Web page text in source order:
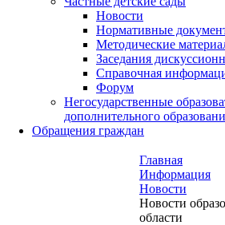
Новости
Нормативные
Методические
Заседания
Справочная
Форум
Негосударственные
дополнительного
Обращения граждан
Главная
Информация
Новости
Новости
области